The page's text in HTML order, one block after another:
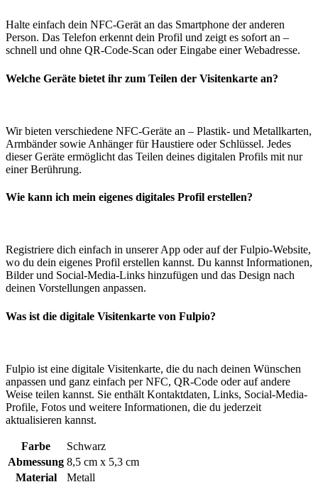
Halte einfach dein NFC-Gerät an das Smartphone der anderen
Person. Das Telefon erkennt dein Profil und zeigt es sofort an –
schnell und ohne QR-Code-Scan oder Eingabe einer Webadresse.
Welche Geräte bietet ihr zum Teilen der Visitenkarte an?
Wir bieten verschiedene NFC-Geräte an – Plastik- und Metallkarten,
Armbänder sowie Anhänger für Haustiere oder Schlüssel. Jedes
dieser Geräte ermöglicht das Teilen deines digitalen Profils mit nur
einer Berührung.
Wie kann ich mein eigenes digitales Profil erstellen?
Registriere dich einfach in unserer App oder auf der Fulpio-Website,
wo du dein eigenes Profil erstellen kannst. Du kannst Informationen,
Bilder und Social-Media-Links hinzufügen und das Design nach
deinen Vorstellungen anpassen.
Was ist die digitale Visitenkarte von Fulpio?
Fulpio ist eine digitale Visitenkarte, die du nach deinen Wünschen
anpassen und ganz einfach per NFC, QR-Code oder auf andere
Weise teilen kannst. Sie enthält Kontaktdaten, Links, Social-Media-
Profile, Fotos und weitere Informationen, die du jederzeit
aktualisieren kannst.
Farbe
Schwarz
Abmessung 8,5 cm x 5,3 cm
Material
Metall